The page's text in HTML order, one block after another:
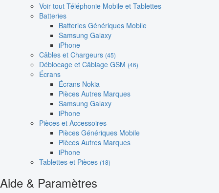
Voir tout Téléphonie Mobile et Tablettes
Batteries
Batteries Génériques Mobile
Samsung Galaxy
iPhone
Câbles et Chargeurs (45)
Déblocage et Câblage GSM (46)
Écrans
Écrans Nokia
Pièces Autres Marques
Samsung Galaxy
iPhone
Pièces et Accessoires
Pièces Génériques Mobile
Pièces Autres Marques
iPhone
Tablettes et Pièces (18)
Aide & Paramètres